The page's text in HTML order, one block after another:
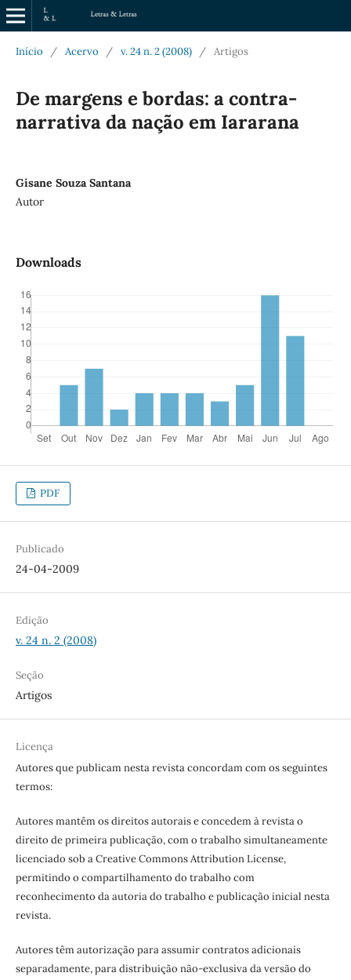
Início / Acervo / v. 24 n. 2 (2008) / Artigos
De margens e bordas: a contra-
narrativa da nação em Iararana
Gisane Souza Santana
Autor
Downloads
PDF
Publicado
24-04-2009
Edição
v. 24 n. 2 (2008)
Seção
Artigos
Licença
Autores que publicam nesta revista concordam com os seguintes
termos:
Autores mantêm os direitos autorais e concedem à revista o
direito de primeira publicação, com o trabalho simultaneamente
licenciado sob a Creative Commons Attribution License,
permitindo o compartilhamento do trabalho com
reconhecimento da autoria do trabalho e publicação inicial nesta
revista.
Autores têm autorização para assumir contratos adicionais
separadamente, para distribuição não-exclusiva da versão do